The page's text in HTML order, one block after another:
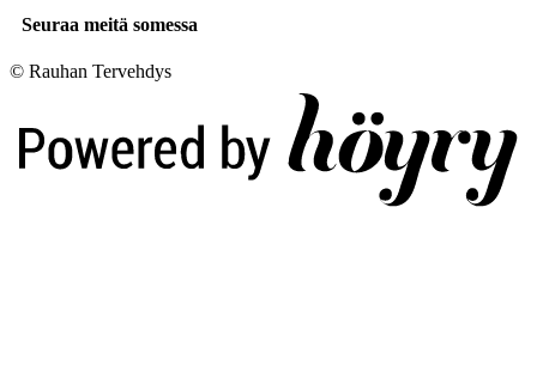
Seuraa meitä somessa
© Rauhan Tervehdys